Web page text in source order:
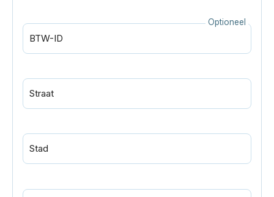
BTW-ID
Optioneel
Straat
Stad